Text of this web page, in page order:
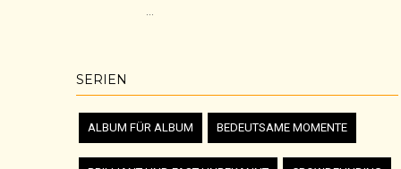
...
SERIEN
ALBUM FÜR ALBUM BEDEUTSAME MOMENTE